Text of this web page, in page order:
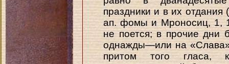
праздники и в их отдания
ап. фомы и Мроносиц, 1,
не поется; в прочие дни
однажды—или на
притом того гласа,